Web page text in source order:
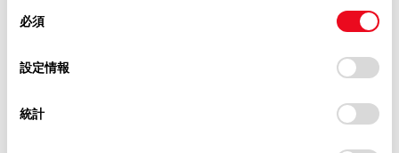
デバイスにすべてのCookie(クッキー)が保存されることに同
意したことになります。Cookie(クッキー)のオプトアウト、
設定の変更、同意を撤回したりするにあたっては、当社の
「Cookie（クッキー）情報の取り扱いについて
」をご覧くだ
必須
設定情報
統計